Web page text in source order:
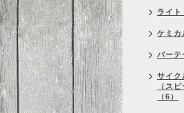
ライト
ケミカ
バーテ
サイク
（ス
（6）